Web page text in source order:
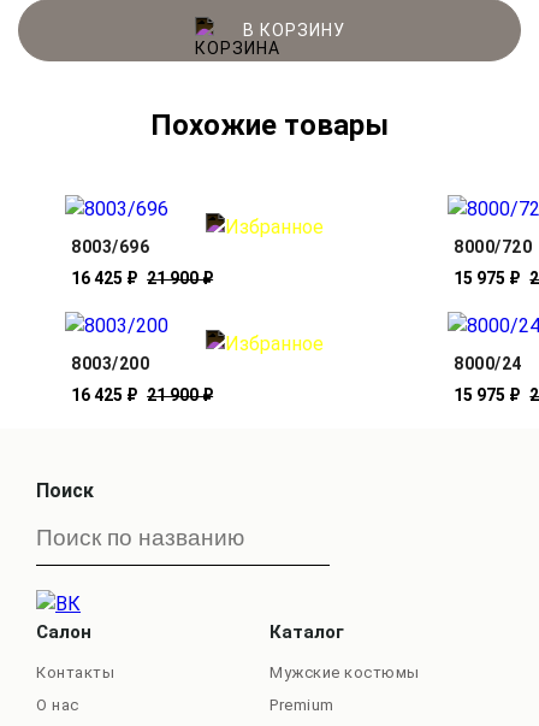
В КОРЗИНУ
Похожие товары
8003/696
16 425 ₽ 21 900 ₽
8000/720
15 975 ₽
8003/200
16 425 ₽ 21 900 ₽
8000/24
15 975 ₽
Поиск
Салон
Контакты
О нас
Каталог
Мужские костюмы
Premium